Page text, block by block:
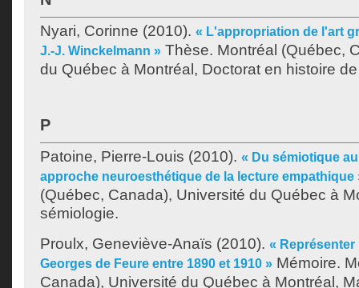
Nyari, Corinne (2010). « L'appropriation de l'art
J.-J. Winckelmann » Thèse. Montréal (Québec,
du Québec à Montréal, Doctorat en histoire
P
Patoine, Pierre-Louis (2010). « Du sémiotique
approche neuroesthétique de la lecture empathique
(Québec, Canada), Université du Québec à
sémiologie.
Proulx, Geneviève-Anaïs (2010). «
Georges de Feure entre 1890 et 1910 » Mémoire.
Canada), Université du Québec à Montréal,